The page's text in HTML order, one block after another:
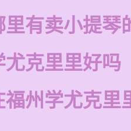
里有卖小提琴
尤克里里好吗
福州学尤克里